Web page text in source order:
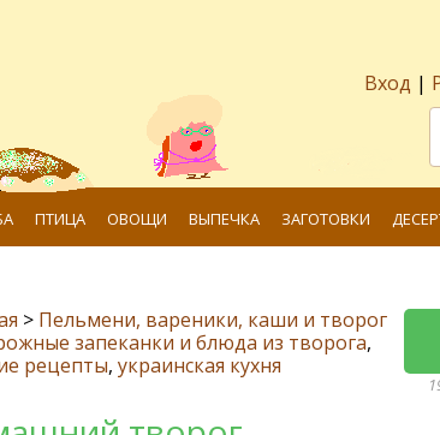
Вход |
ПТИЦА ОВОЩИ ВЫПЕЧКА ЗАГОТОВКИ
> Пельмени, вареники, каши и творог
запеканки и блюда из творога,
рецепты, украинская кухня